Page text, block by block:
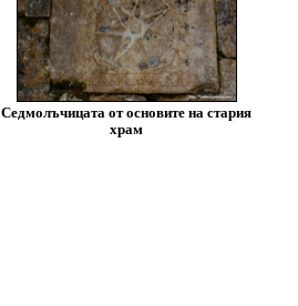
Седмолъчицата от основите на стария
храм